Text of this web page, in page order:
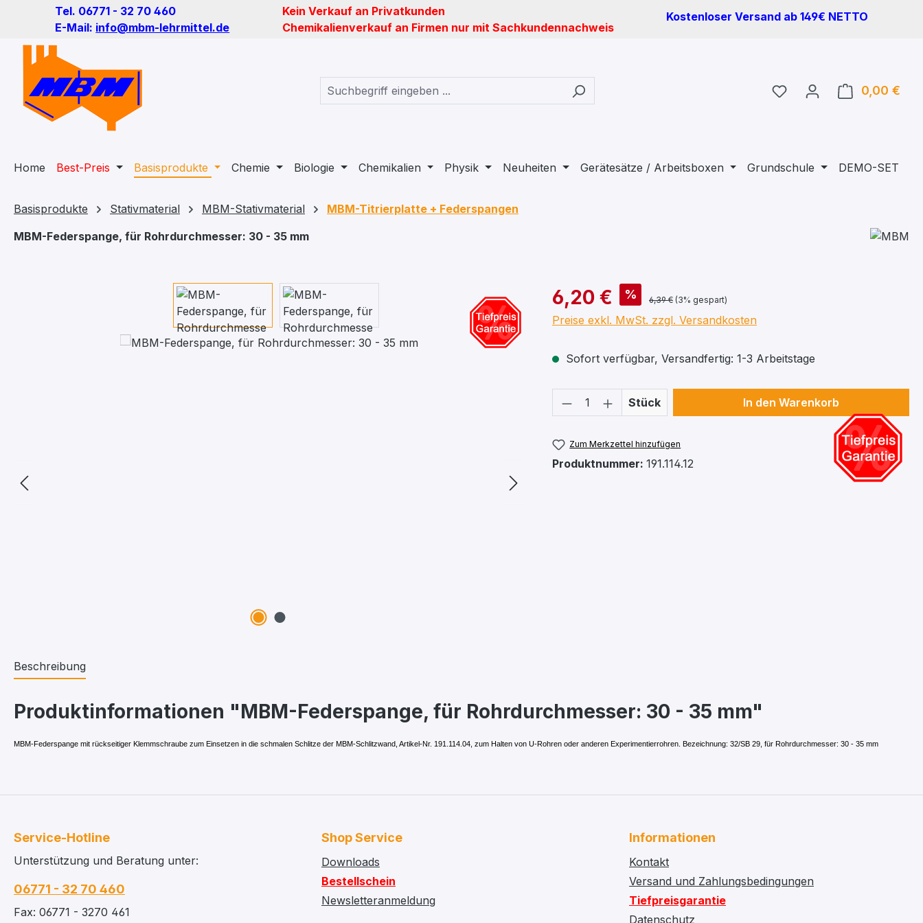
Hauptinhalt springen
Zur Suche springen
Zur Hauptnavigation springen
Tel. 06771 - 32 70 460
E-Mail: info@mbm-lehrmittel.de
Kein Verkauf an Privatkunden
Chemikalienverkauf an Firmen nur mit Sachkundennachweis
Kostenloser Versand ab 149€ NETTO
Du hast 0 Produkte auf
0,00 €
Home Best-Preis Basisprodukte Chemie Biologie Chemikalien Physik Neuheiten Gerätesätze / Arbeitsboxen Grundschule DEMO-SET
Basisprodukte Stativmaterial MBM-Stativmaterial
MBM-Titrierplatte + Federspangen
MBM-Federspange, für Rohrdurchmesser: 30 - 35 mm
6,20 € % 6,39 € (3% gespart)
Preise exkl. MwSt. zzgl. Versandkosten
Sofort verfügbar, Versandfertig: 1-3 Arbeitstage
Produkt Anzahl: Gib den gewünschten Wert
Stück In den Warenkorb
Zum Merkzettel hinzufügen
Produktnummer: 191.114.12
Beschreibung
Produktinformationen "MBM-Federspange, für Rohrdurchmesser: 30 - 35 mm"
MBM-Federspange mit rückseitiger Klemmschraube zum Einsetzen in die schmalen Schlitze der MBM-Schlitzwand, Artikel-Nr. 191.114.04, zum Halten von U-Rohren oder anderen Experimentierrohren. Bezeichnung: 32/SB 29, für Rohrdurchmesser: 30 - 35 mm
Service-Hotline
Unterstützung und Beratung unter:
06771 - 32 70 460
Fax: 06771 - 3270 461
Shop Service
Downloads
Bestellschein
Newsletteranmeldung
Informationen
Kontakt
Versand und Zahlungsbedingungen
Tiefpreisgarantie
Datenschutz